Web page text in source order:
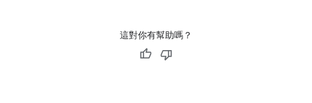
這對你有幫助嗎？